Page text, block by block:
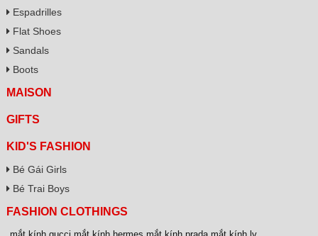
Espadrilles
Flat Shoes
Sandals
Boots
MAISON
GIFTS
KID'S FASHION
Bé Gái Girls
Bé Trai Boys
FASHION CLOTHINGS